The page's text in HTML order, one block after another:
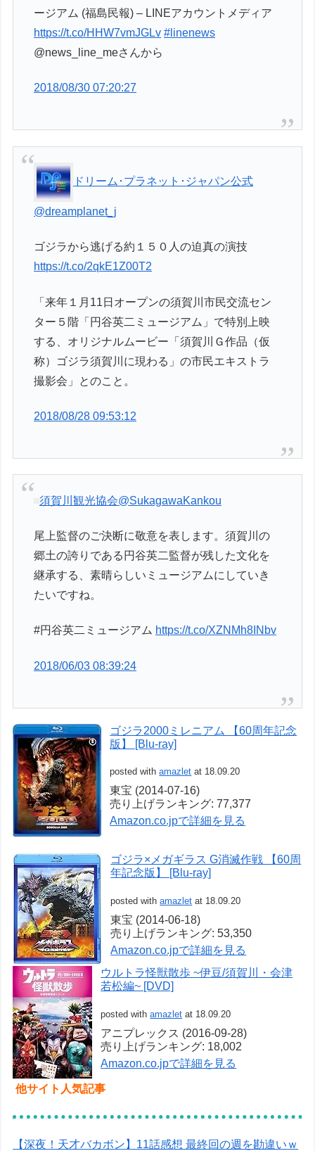
ージアム (福島民報) – LINEアカウントメディア
https://t.co/HHW7vmJGLv #linenews
@news_line_meさんから
2018/08/30 07:20:27
ドリーム･プラネット･ジャパン公式
@dreamplanet_j
ゴジラから逃げる約１５０人の迫真の演技
https://t.co/2qkE1Z00T2
「来年１月11日オープンの須賀川市民交流セン
ター５階「円谷英二ミュージアム」で特別上映
する、オリジナルムービー「須賀川Ｇ作品（仮
称）ゴジラ須賀川に現わる」の市民エキストラ
撮影会」とのこと。
2018/08/28 09:53:12
須賀川観光協会@SukagawaKankou
尾上監督のご決断に敬意を表します。須賀川の
郷土の誇りである円谷英二監督が残した文化を
継承する、素晴らしいミュージアムにしていき
たいですね。
#円谷英二ミュージアム https://t.co/XZNMh8INbv
2018/06/03 08:39:24
ゴジラ2000ミレニアム 【60周年記念
版】 [Blu-ray]
posted withamazlet at 18.09.20
東宝 (2014-07-16)
売り上げランキング: 77,377
Amazon.co.jpで詳細を見る
ゴジラ×メガギラス G消滅作戦 【60周
年記念版】 [Blu-ray]
posted withamazlet at 18.09.20
東宝 (2014-06-18)
売り上げランキング: 53,350
Amazon.co.jpで詳細を見る
ウルトラ怪獣散歩 ~伊豆/須賀川・会津
若松編~ [DVD]
posted withamazlet at 18.09.20
アニプレックス (2016-09-28)
売り上げランキング: 18,002
Amazon.co.jpで詳細を見る
他サイト人気記事
【深夜！天才バカボン】11話感想 最終回の週を勘違いｗ